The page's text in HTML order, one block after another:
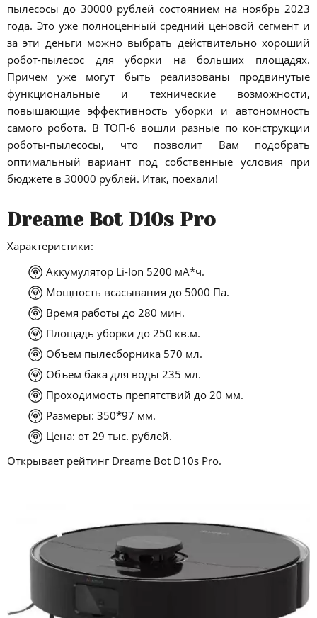
пылесосы до 30000 рублей состоянием на ноябрь 2023
года. Это уже полноценный средний ценовой сегмент и
за эти деньги можно выбрать действительно хороший
робот-пылесос для уборки на больших площадях.
Причем уже могут быть реализованы продвинутые
функциональные и технические возможности,
повышающие эффективность уборки и автономность
самого робота. В ТОП-6 вошли разные по конструкции
роботы-пылесосы, что позволит Вам подобрать
оптимальный вариант под собственные условия при
бюджете в 30000 рублей. Итак, поехали!
Dreame Bot D10s Pro
Характеристики:
Аккумулятор Li-Ion 5200 мА*ч.
Мощность всасывания до 5000 Па.
Время работы до 280 мин.
Площадь уборки до 250 кв.м.
Объем пылесборника 570 мл.
Объем бака для воды 235 мл.
Проходимость препятствий до 20 мм.
Размеры: 350*97 мм.
Цена: от 29 тыс. рублей.
Открывает рейтинг Dreame Bot D10s Pro.